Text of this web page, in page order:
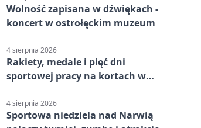
Wolność zapisana w dźwiękach -
koncert w ostrołęckim muzeum
4 sierpnia 2026
Rakiety, medale i pięć dni
sportowej pracy na kortach w
4 sierpnia 2026
Sportowa niedziela nad Narwią